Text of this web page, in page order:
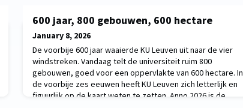
600 jaar, 800 gebouwen, 600 hectare
January 8, 2026
De voorbije 600 jaar waaierde KU Leuven uit naar de vier
windstreken. Vandaag telt de universiteit ruim 800
gebouwen, goed voor een oppervlakte van 600 hectare. In
de voorbije zes eeuwen heeft KU Leuven zich letterlijk en
figuurlijk op de kaart weten te zetten. Anno 2026 is de